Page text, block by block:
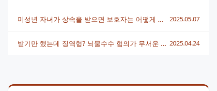
미성년 자녀가 상속을 받으면 보호자는 어떻게 정하나요? 2025.05.07
받기만 했는데 징역형? 뇌물수수 혐의가 무서운 이유 2025.04.24